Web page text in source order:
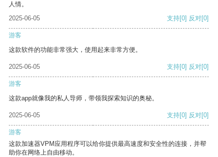
人情。
2025-06-05
支持[0] 反对[0]
游客
这款软件的功能非常强大，使用起来非常方便。
2025-06-05 支持[0] 反对[0]
游客
这款app就像我的私人导师，带领我探索知识的奥秘。
2025-06-05 支持[0] 反对[0]
游客
这款加速器VPM应用程序可以给你提供最高速度和安全性的连接，并帮
助你在网络上自由移动。